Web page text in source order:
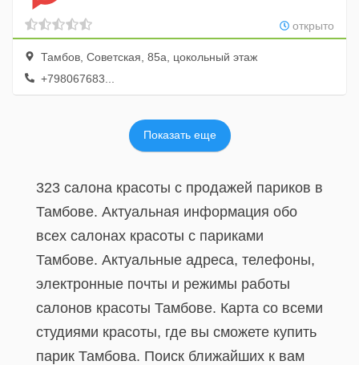
открыто
Тамбов, Советская, 85а, цокольный этаж
+798067683...
Показать еще
323 салона красоты с продажей париков в
Тамбове. Актуальная информация обо
всех салонах красоты с париками
Тамбове. Актуальные адреса, телефоны,
электронные почты и режимы работы
салонов красоты Тамбове. Карта со всеми
студиями красоты, где вы сможете купить
парик Тамбова. Поиск ближайших к вам